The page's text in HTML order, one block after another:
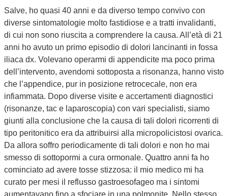
Salve, ho quasi 40 anni e da diverso tempo convivo con
diverse sintomatologie molto fastidiose e a tratti invalidanti,
di cui non sono riuscita a comprendere la causa. All’età di 21
anni ho avuto un primo episodio di dolori lancinanti in fossa
iliaca dx. Volevano operarmi di appendicite ma poco prima
dell’intervento, avendomi sottoposta a risonanza, hanno visto
che l’appendice, pur in posizione retrocecale, non era
infiammata. Dopo diverse visite e accertamenti diagnostici
(risonanze, tac e laparoscopia) con vari specialisti, siamo
giunti alla conclusione che la causa di tali dolori ricorrenti di
tipo peritonitico era da attribuirsi alla micropolicistosi ovarica.
Da allora soffro periodicamente di tali dolori e non ho mai
smesso di sottopormi a cura ormonale. Quattro anni fa ho
cominciato ad avere tosse stizzosa: il mio medico mi ha
curato per mesi il reflusso gastroesofageo ma i sintomi
aumentavano fino a sfociare in una polmonite. Nello stesso